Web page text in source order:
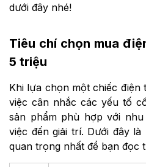
dưới đây nhé!
Tiêu chí chọn mua
5 triệu
Khi lựa chọn một chiếc điện
việc cân nhắc các yếu tố
sản phẩm phù hợp với
việc đến giải trí. Dưới đây
quan trọng nhất để bạn đọc